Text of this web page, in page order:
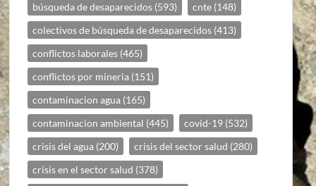
búsqueda de desaparecidos (593) cnte (148)
colectivos de búsqueda de desaparecidos (413)
conflictos laborales (465)
conflictos por mineria (151)
contaminacion agua (165)
contaminacion ambiental (445) covid-19 (532)
crisis del agua (200) crisis del sector salud (280)
crisis en el sector salud (378)